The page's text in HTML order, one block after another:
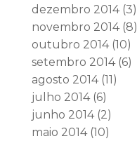
dezembro 2014(3)
novembro 2014(8)
outubro 2014(10)
setembro 2014(6)
agosto 2014(11)
julho 2014(6)
junho 2014(2)
maio 2014(10)